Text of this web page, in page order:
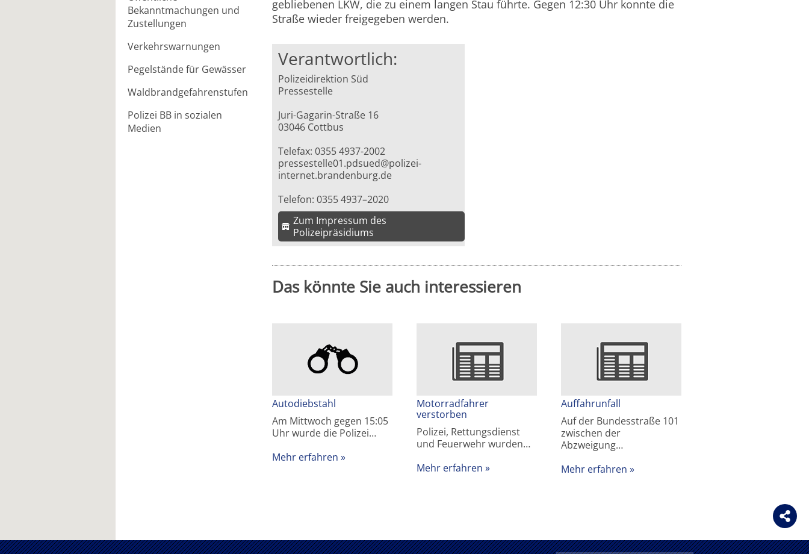
Bekanntmachungen und
Zustellungen
Verkehrswarnungen
Pegelstände für Gewässer
Waldbrandgefahrenstufen
Polizei BB in sozialen
Medien
gebliebenen LKW, die zu einem langen Stau führte. Gegen 12:30 Uhr konnte die
Straße wieder freigegeben werden.
Verantwortlich:
Polizeidirektion Süd
Pressestelle
Juri-Gagarin-Straße 16
03046 Cottbus
Telefax: 0355 4937-2002
pressestelle01.pdsued@polizei-
internet.brandenburg.de
Telefon: 0355 4937–2020
Zum Impressum des
Polizeipräsidiums
Das könnte Sie auch interessieren
Autodiebstahl
Am Mittwoch gegen 15:05
Uhr wurde die Polizei…
Mehr erfahren
Motorradfahrer
verstorben
Polizei, Rettungsdienst
und Feuerwehr wurden…
Mehr erfahren
Auffahrunfall
Auf der Bundesstraße 101
zwischen der
Abzweigung…
Mehr erfahren